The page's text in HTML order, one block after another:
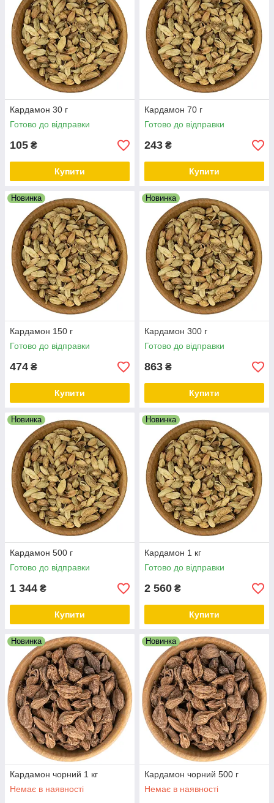
Кардамон 30 г
Готово до відправки
105 ₴
Купити
Кардамон 70 г
Готово до відправки
243 ₴
Купити
Новинка
Кардамон 150 г
Готово до відправки
474 ₴
Купити
Новинка
Кардамон 300 г
Готово до відправки
863 ₴
Купити
Новинка
Кардамон 500 г
Готово до відправки
1 344 ₴
Купити
Новинка
Кардамон 1 кг
Готово до відправки
2 560 ₴
Купити
Новинка
Кардамон чорний 1 кг
Немає в наявності
Новинка
Кардамон чорний 500 г
Немає в наявності